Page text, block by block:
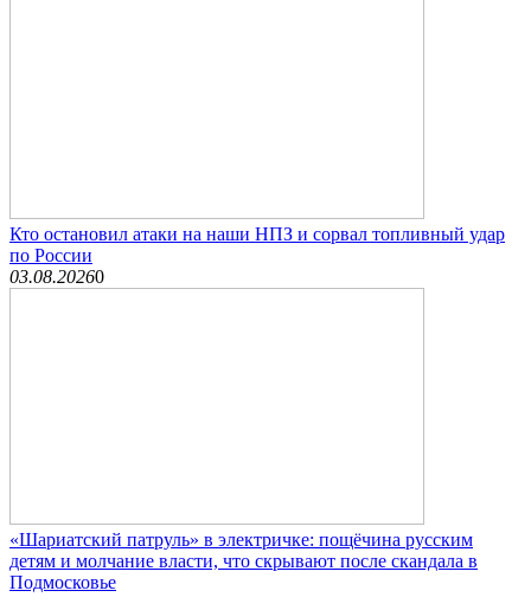
Кто остановил атаки на наши НПЗ и сорвал топливный удар
по России
03.08.20260
«Шариатский патруль» в электричке: пощёчина русским
детям и молчание власти, что скрывают после скандала в
Подмосковье